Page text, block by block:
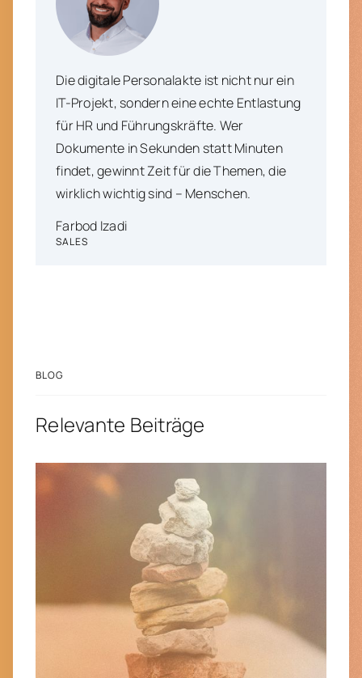
Die digitale Personalakte ist nicht nur ein
IT-Projekt, sondern eine echte Entlastung
für HR und Führungskräfte. Wer
Dokumente in Sekunden statt Minuten
findet, gewinnt Zeit für die Themen, die
wirklich wichtig sind – Menschen.
Farbod Izadi
SALES
BLOG
Relevante Beiträge